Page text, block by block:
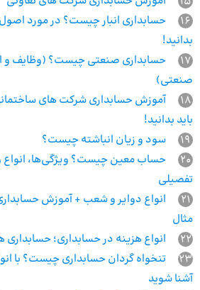
16
حسابداری انبار چیست؟ در مورد اصول
بدانید!
17
حسابداری صنعتی چیست؟ (وظایف و
صنعتی)
18
آموزش حسابداری شرکت های
باید بدانید!
19
سود و زیان انباشته چیست؟
20
حساب معین چیست؟ ویژگی‌ها، انواع
تفصیلی
21
انواع دوایر و شعب + آموزش
مثال
22
انواع هزینه در حسابداری؛
23
تنخواه گردان حسابداری چیست؟ با
آشنا شوید